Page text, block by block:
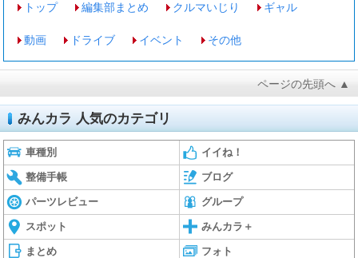
トップ 編集部まとめ クルマいじり ギャル
動画 ドライブ イベント その他
ページの先頭へ ▲
みんカラ 人気のカテゴリ
車種別 イイね！
整備手帳 ブログ
パーツレビュー グループ
スポット みんカラ＋
まとめ フォト